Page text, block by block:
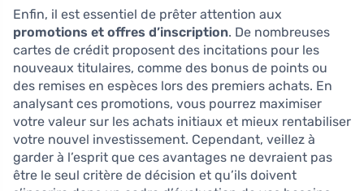
Enfin, il est essentiel de prêter attention aux
promotions et offres d’inscription. De nombreuses
cartes de crédit proposent des incitations pour les
nouveaux titulaires, comme des bonus de points ou
des remises en espèces lors des premiers achats. En
analysant ces promotions, vous pourrez maximiser
votre valeur sur les achats initiaux et mieux rentabiliser
votre nouvel investissement. Cependant, veillez à
garder à l’esprit que ces avantages ne devraient pas
être le seul critère de décision et qu’ils doivent